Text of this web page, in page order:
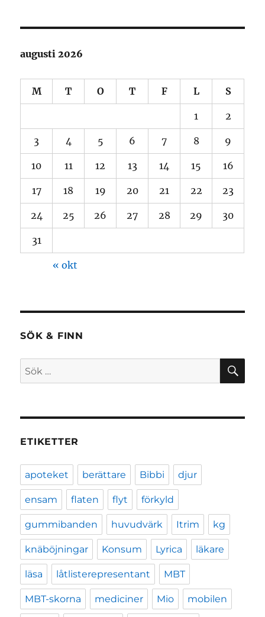
augusti 2026
M T O T F L S
1 2
3 4 5 6 7 8 9
10 11 12 13 14 15 16
17 18 19 20 21 22 23
24 25 26 27 28 29 30
31
« okt
SÖK & FINN
Sök
efter:
ETIKETTER
apoteket berättare Bibbi djur
ensam flaten flyt förkyld
gummibanden huvudvärk Itrim kg
knäböjningar Konsum Lyrica läkare
läsa låtlisterepresentant MBT
MBT-skorna mediciner Mio mobilen